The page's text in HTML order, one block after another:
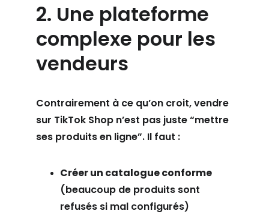
2. Une plateforme
complexe pour les
vendeurs
Contrairement à ce qu’on croit, vendre
sur TikTok Shop n’est pas juste “mettre
ses produits en ligne”. Il faut :
Créer un catalogue conforme
(beaucoup de produits sont
refusés si mal configurés)